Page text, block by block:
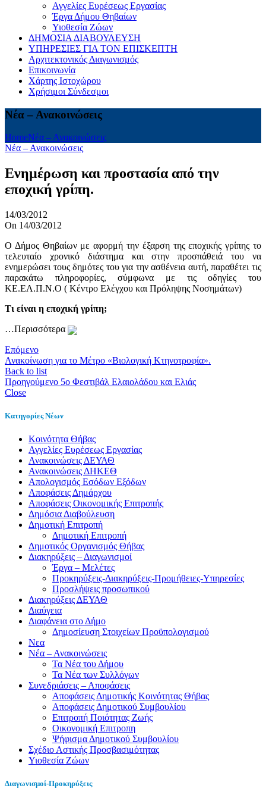
Αγγελίες Ευρέσεως Εργασίας
Έργα Δήμου Θηβαίων
Υιοθεσία Ζώων
ΔΗΜΟΣΙΑ ΔΙΑΒΟΥΛΕΥΣΗ
ΥΠΗΡΕΣΙΕΣ ΓΙΑ ΤΟΝ ΕΠΙΣΚΕΠΤΗ
Αρχιτεκτονικός Διαγωνισμός
Επικοινωνία
Χάρτης Ιστοχώρου
Χρήσιμοι Σύνδεσμοι
Νέα – Ανακοινώσεις
HomeΝέα – Ανακοινώσεις
Νέα – Ανακοινώσεις
Ενημέρωση και προστασία από την
εποχική γρίπη.
14/03/2012
On 14/03/2012
Ο Δήμος Θηβαίων με αφορμή την έξαρση της εποχικής γρίπης το
τελευταίο χρονικό διάστημα και στην προσπάθειά του να
ενημερώσει τους δημότες του για την ασθένεια αυτή, παραθέτει τις
παρακάτω πληροφορίες, σύμφωνα με τις οδηγίες του
ΚΕ.ΕΛ.Π.Ν.Ο ( Κέντρο Ελέγχου και Πρόληψης Νοσημάτων)
Τι είναι η εποχική γρίπη;
…Περισσότερα
Επόμενο
Ανακοίνωση για το Μέτρο «Βιολογική Κτηνοτροφία».
Back to list
Προηγούμενο 5o Φεστιβάλ Ελαιολάδου και Ελιάς
Close
Κατηγορίες Νέων
Kοινότητα Θήβας
Αγγελίες Ευρέσεως Εργασίας
Ανακοινώσεις ΔΕΥΑΘ
Ανακοινώσεις ΔΗΚΕΘ
Απολογισμός Εσόδων Εξόδων
Αποφάσεις Δημάρχου
Αποφάσεις Οικονομικής Επιτροπής
Δημόσια Διαβούλευση
Δημοτική Επιτροπή
Δημοτική Επιτροπή
Δημοτικός Οργανισμός Θήβας
Διακηρύξεις – Διαγωνισμοί
Έργα – Μελέτες
Προκηρύξεις-Διακηρύξεις-Προμήθειες-Υπηρεσίες
Προσλήψεις προσωπικού
Διακηρύξεις ΔΕΥΑΘ
Διαύγεια
Διαφάνεια στο Δήμο
Δημοσίευση Στοιχείων Προϋπολογισμού
Νεα
Νέα – Ανακοινώσεις
Τα Νέα του Δήμου
Τα Νέα των Συλλόγων
Συνεδριάσεις – Αποφάσεις
Αποφάσεις Δημοτικής Κοινότητας Θήβας
Αποφάσεις Δημοτικού Συμβουλίου
Επιτροπή Ποιότητας Ζωής
Οικονομική Επιτροπη
Ψήφισμα Δημοτικού Συμβουλίου
Σχέδιο Αστικής Προσβασιμότητας
Υιοθεσία Ζώων
Διαγωνισμοί-Προκηρύξεις